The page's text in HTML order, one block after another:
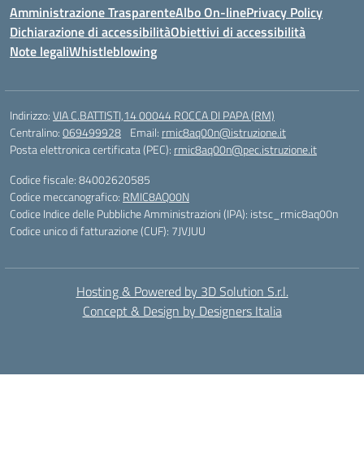
Amministrazione TrasparenteAlbo On-linePrivacy Policy
Dichiarazione di accessibilitàObiettivi di accessibilità
Note legaliWhistleblowing
Indirizzo:VIA C.BATTISTI,14 00044 ROCCA DI PAPA (RM)
Centralino:069499928 Email: rmic8aq00n@istruzione.it
Posta elettronica certificata (PEC): rmic8aq00n@pec.istruzione.it
Codice fiscale: 84002620585
Codice meccanografico: RMIC8AQ00N
Codice Indice delle Pubbliche Amministrazioni (IPA): istsc_rmic8aq00n
Codice unico di fatturazione (CUF): 7JVJUU
Hosting & Powered by 3D Solution S.r.l.
Concept & Design by Designers Italia